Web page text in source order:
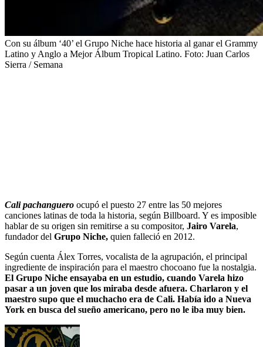
Con su álbum ‘40’ el Grupo Niche hace historia al ganar el Grammy
Latino y Anglo a Mejor Álbum Tropical Latino. Foto: Juan Carlos
Sierra / Semana
Cali pachanguero ocupó el puesto 27 entre las 50 mejores
canciones latinas de toda la historia, según Billboard. Y es imposible
hablar de su origen sin remitirse a su compositor, Jairo Varela,
fundador del Grupo Niche, quien falleció en 2012.
Según cuenta Álex Torres, vocalista de la agrupación, el principal
ingrediente de inspiración para el maestro chocoano fue la nostalgia.
El Grupo Niche ensayaba en un estudio, cuando Varela hizo
pasar a un joven que los miraba desde afuera. Charlaron y el
maestro supo que el muchacho era de Cali. Había ido a Nueva
York en busca del sueño americano, pero no le iba muy bien.